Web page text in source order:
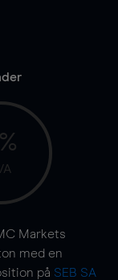
A
Markets
med en
på SEB SA